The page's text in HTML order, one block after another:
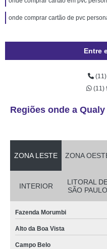
onde comprar cartão de pvc
Entre
(11)
Regiões onde a
ZONA LESTE ZONA
INTERIOR
LITORAL
SÃO PAULO
Fazenda Morumbi
Alto da Boa Vista
Campo Belo